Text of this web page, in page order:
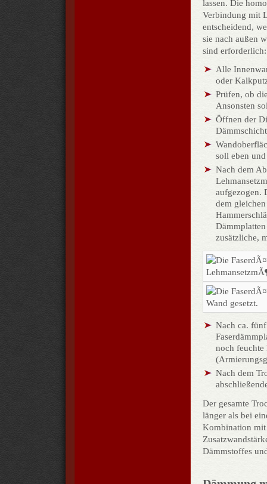
lassen. Die
Verbindung mit
entscheidend,
sie nach außen
sind erforderlich:
Alle
oder
Prüfen, ob
Ansonsten
Öffnen der
soll eben
Nach dem
aufgezogen.
dem
zusätzliche,
Nach ca.
noch feuchte
Nach dem
Der gesamte
länger als bei
Kombination mit
Dämmstoffes